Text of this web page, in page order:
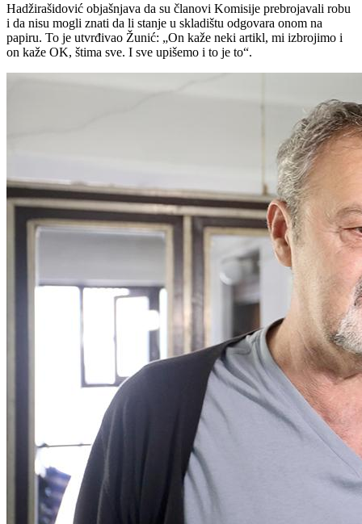
Hadžirašidović objašnjava da su članovi Komisije prebrojavali robu
i da nisu mogli znati da li stanje u skladištu odgovara onom na
papiru. To je utvrđivao Žunić: „On kaže neki artikl, mi izbrojimo i
on kaže OK, štima sve. I sve upišemo i to je to“.